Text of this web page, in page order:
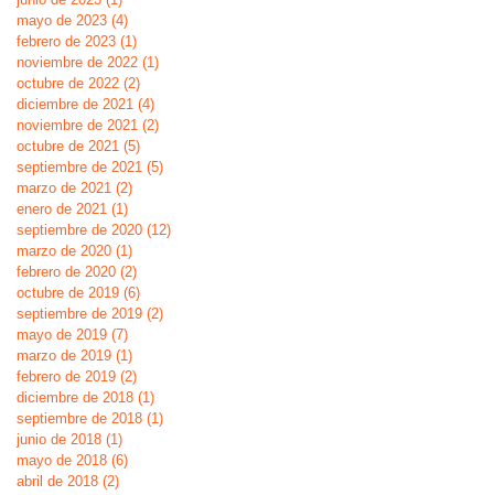
mayo de 2023 (4)
febrero de 2023 (1)
noviembre de 2022 (1)
octubre de 2022 (2)
diciembre de 2021 (4)
noviembre de 2021 (2)
octubre de 2021 (5)
septiembre de 2021 (5)
marzo de 2021 (2)
enero de 2021 (1)
septiembre de 2020 (12)
marzo de 2020 (1)
febrero de 2020 (2)
octubre de 2019 (6)
septiembre de 2019 (2)
mayo de 2019 (7)
marzo de 2019 (1)
febrero de 2019 (2)
diciembre de 2018 (1)
septiembre de 2018 (1)
junio de 2018 (1)
mayo de 2018 (6)
abril de 2018 (2)